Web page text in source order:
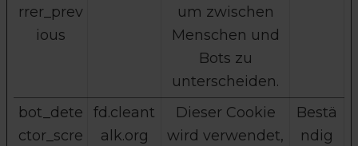
rrer_prev
ious
um zwischen
Menschen und
Bots zu
unterscheiden.
bot_dete
ctor_scre
fd.cleant
alk.org
Dieser Cookie
wird verwendet,
Bestä
ndig